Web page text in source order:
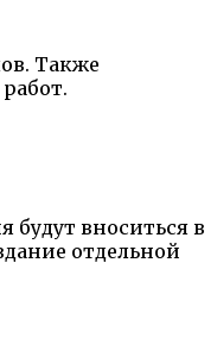
Также
вноситься в
отдельной